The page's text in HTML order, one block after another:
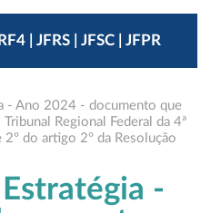
| JFRS | JFSC | JFPR
- Ano 2024 - documento que
Regional Federal da 4ª
2º do artigo 2º da Resolução
-